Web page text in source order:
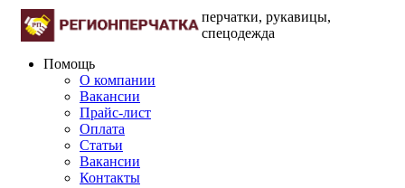
перчатки, рукавицы,
спецодежда
Помощь
О компании
Вакансии
Прайс-лист
Оплата
Статьи
Вакансии
Контакты